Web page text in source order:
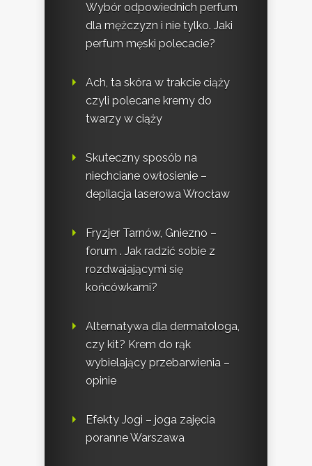
Wybór odpowiednich perfum
dla mężczyzn i nie tylko. Jaki
perfum męski polecacie?
Ach, ta skóra w trakcie ciąży
czyli polecane kremy do
twarzy w ciąży
Skuteczny sposób na
niechciane owłosienie –
depilacja laserowa Wrocław
Fryzjer Tarnów, Gniezno –
forum . Jak radzić sobie z
rozdwajającymi się
końcówkami?
Alternatywa dla dermatologa,
czy kit? Krem do rąk
wybielający przebarwienia –
opinie
Efekty Jogi – joga zajęcia
poranne Warszawa